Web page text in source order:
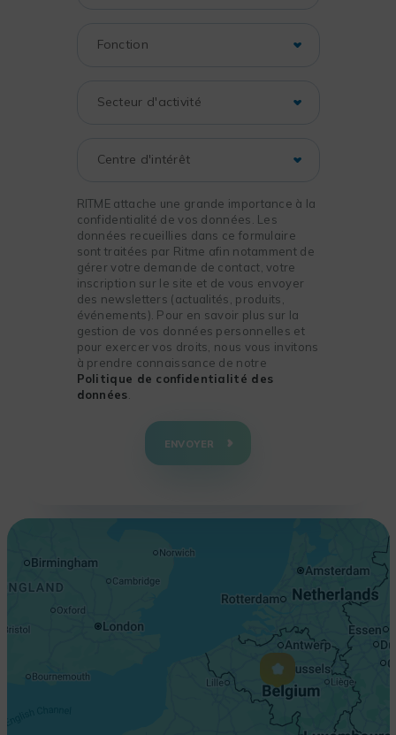
RITME attache une grande importance à la
confidentialité de vos données. Les
données recueillies dans ce formulaire
sont traitées par Ritme afin notamment de
gérer votre demande de contact, votre
inscription sur le site et de vous envoyer
des newsletters (actualités, produits,
événements). Pour en savoir plus sur la
gestion de vos données personnelles et
pour exercer vos droits, nous vous invitons
à prendre connaissance de notre
Politique de confidentialité des
données
ENVOYER